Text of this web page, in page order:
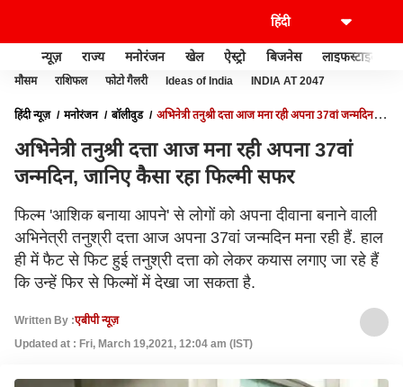
न्यूज़ राज्य मनोरंजन खेल ऐस्ट्रो बिजनेस लाइफस्टाइल
मौसम राशिफल फोटो गैलरी Ideas of India INDIA AT 2047
हिंदी न्यूज़ मनोरंजन बॉलीवुड
अभिनेत्री तनुश्री दत्ता आज मना रही अपना 37वां जन्मदिन,
अभिनेत्री तनुश्री दत्ता आज मना रही अपना 37वां
जन्मदिन, जानिए कैसा रहा फिल्मी सफर
फिल्म 'आशिक बनाया आपने' से लोगों को अपना दीवाना बनाने वाली
अभिनेत्री तनुश्री दत्ता आज अपना 37वां जन्मदिन मना रही हैं. हाल
ही में फैट से फिट हुई तनुश्री दत्ता को लेकर कयास लगाए जा रहे हैं
कि उन्हें फिर से फिल्मों में देखा जा सकता है.
Written By :एबीपी न्यूज़
Updated at : Fri, March 19,2021, 12:04 am (IST)